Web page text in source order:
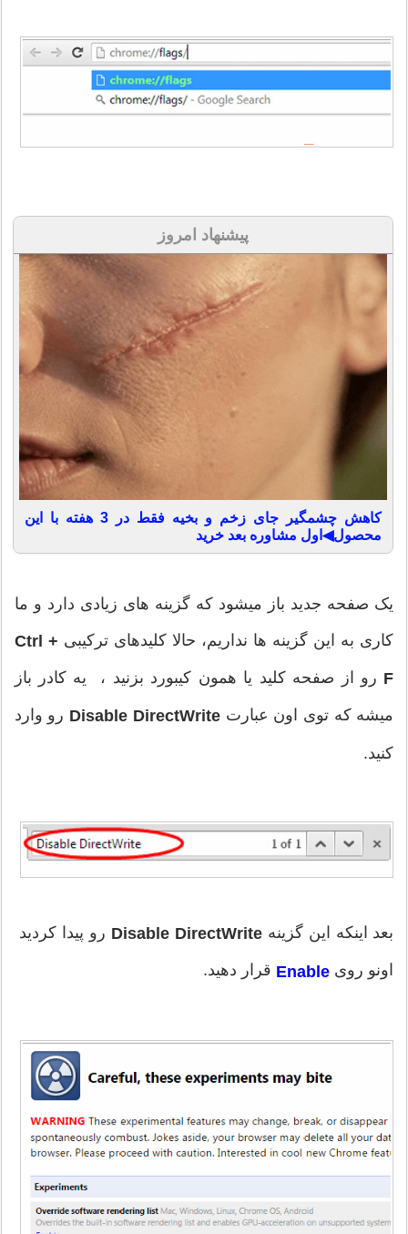
پیشنهاد امروز
کاهش چشمگیر جای زخم و بخیه فقط در 3 هفته با این
محصول◀اول مشاوره بعد خرید
یک صفحه جدید باز میشود که گزینه های زیادی دارد و ما
کاری به این گزینه ها نداریم، حالا کلیدهای ترکیبی Ctrl +
F رو از صفحه کلید یا همون کیبورد بزنید ، یه کادر باز
میشه که توی اون عبارت Disable DirectWrite رو وارد
کنید.
بعد اینکه این گزینهDisable DirectWrite رو پیدا کردید
اونو روی Enable قرار دهید.